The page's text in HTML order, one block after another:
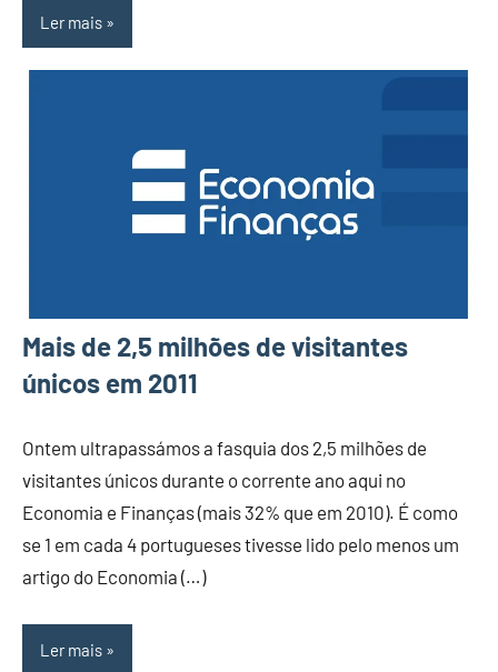
Ler mais
Mais de 2,5 milhões de visitantes
únicos em 2011
Ontem ultrapassámos a fasquia dos 2,5 milhões de
visitantes únicos durante o corrente ano aqui no
Economia e Finanças (mais 32% que em 2010). É como
se 1 em cada 4 portugueses tivesse lido pelo menos um
artigo do Economia (…)
Ler mais